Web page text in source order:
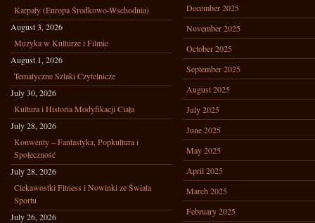
Karpaty (Europa Środkowo-Wschodnia)
August 3, 2026
Muzyka w Kulturze i Filmie
August 1, 2026
Tematyczne Szlaki Czytelnicze
July 30, 2026
Kultura i Historia Modyfikacji Ciała
July 28, 2026
Konwenty – Fantastyka, Popkultura i
Społeczność
July 28, 2026
Ciekawostki Fitness i Nowinki ze Świata
Sportu
July 26, 2026
December 2025
November 2025
October 2025
September 2025
August 2025
July 2025
June 2025
May 2025
April 2025
March 2025
February 2025